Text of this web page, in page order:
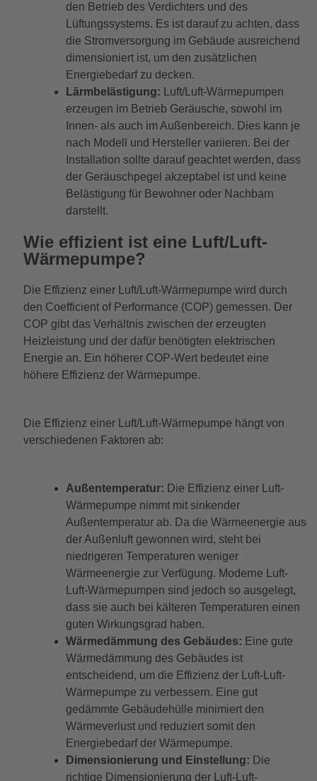
den Betrieb des Verdichters und des
Lüftungssystems. Es ist darauf zu achten, dass
die Stromversorgung im Gebäude ausreichend
dimensioniert ist, um den zusätzlichen
Energiebedarf zu decken.
Lärmbelästigung: Luft/Luft-Wärmepumpen
erzeugen im Betrieb Geräusche, sowohl im
Innen- als auch im Außenbereich. Dies kann je
nach Modell und Hersteller variieren. Bei der
Installation sollte darauf geachtet werden, dass
der Geräuschpegel akzeptabel ist und keine
Belästigung für Bewohner oder Nachbarn
darstellt.
Wie effizient ist eine Luft/Luft-
Wärmepumpe?
Die Effizienz einer Luft/Luft-Wärmepumpe wird durch
den Coefficient of Performance (COP) gemessen. Der
COP gibt das Verhältnis zwischen der erzeugten
Heizleistung und der dafür benötigten elektrischen
Energie an. Ein höherer COP-Wert bedeutet eine
höhere Effizienz der Wärmepumpe.
Die Effizienz einer Luft/Luft-Wärmepumpe hängt von
verschiedenen Faktoren ab:
Außentemperatur: Die Effizienz einer Luft-
Wärmepumpe nimmt mit sinkender
Außentemperatur ab. Da die Wärmeenergie aus
der Außenluft gewonnen wird, steht bei
niedrigeren Temperaturen weniger
Wärmeenergie zur Verfügung. Moderne Luft-
Luft-Wärmepumpen sind jedoch so ausgelegt,
dass sie auch bei kälteren Temperaturen einen
guten Wirkungsgrad haben.
Wärmedämmung des Gebäudes: Eine gute
Wärmedämmung des Gebäudes ist
entscheidend, um die Effizienz der Luft-Luft-
Wärmepumpe zu verbessern. Eine gut
gedämmte Gebäudehülle minimiert den
Wärmeverlust und reduziert somit den
Energiebedarf der Wärmepumpe.
Dimensionierung und Einstellung: Die
richtige Dimensionierung der Luft-Luft-